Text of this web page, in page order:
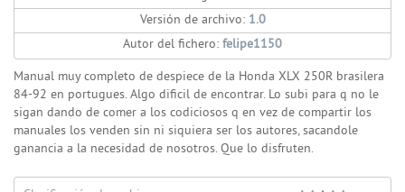
Versión de archivo: 1.0
Autor del fichero: felipe1150
Manual muy completo de despiece de la Honda XLX 250R brasilera
84-92 en portugues. Algo dificil de encontrar. Lo subi para q no le
sigan dando de comer a los codiciosos q en vez de compartir los
manuales los venden sin ni siquiera ser los autores, sacandole
ganancia a la necesidad de nosotros. Que lo disfruten.